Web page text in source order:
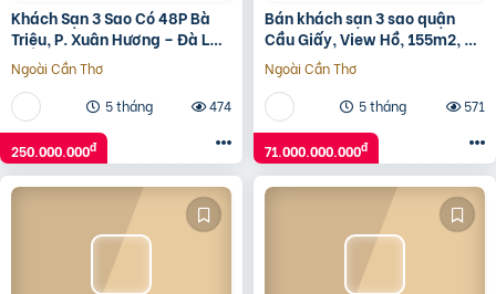
Khách Sạn 3 Sao Có 48P Bà
Triệu, P. Xuân Hương – Đà Lạt
– 250Tr/Tháng
Ngoài Cần Thơ
5 tháng
474
250.000.000đ
Bán khách sạn 3 sao quận
Cầu Giấy, View Hồ, 155m2, 9
tầng, 71 tỷ
Ngoài Cần Thơ
5 tháng
571
71.000.000.000đ